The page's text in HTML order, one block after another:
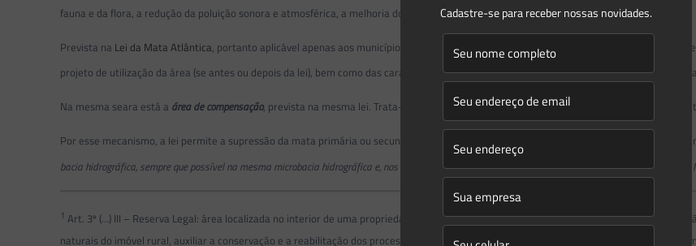
fauna e da flora, a redução da poluição sonora e atmosférica, a melhoria do microclima e a valorização paisagística.
Prevista na Lei da Mata Atlântica, portanto aplicável apenas aos municípios situados no referido bioma, as áreas de manutenção podem
projeto de utilização da área (se antes ou depois da lei), bem como das características da vegetação que foi ou será suprimida para dar
Na mesma seara está a área de compensação, prevista na mesma lei. Trata-se, como o nome indica, de um sistema de equivalência da
Por esse mecanismo, a lei permite a supressão da mata primária ou secundária, desde que a mesma extensão de área seja resguardada
bacia hidrográfica, sempre que possível na mesma microbacia hidrográfica e, nos casos previstos nos arts. 30 e 31 (…) em áreas localizadas no
1 Art. 3º (…) III – Reserva Legal: área localizada no interior de uma propriedade ou posse rural, delimitada nos termos do art. 12, com a
naturais do imóvel rural, auxiliar a conservação e a reabilitação dos processos ecológicos e promover a conservação da biodiversidade,
Cadastre-se para receber nossas novidades.